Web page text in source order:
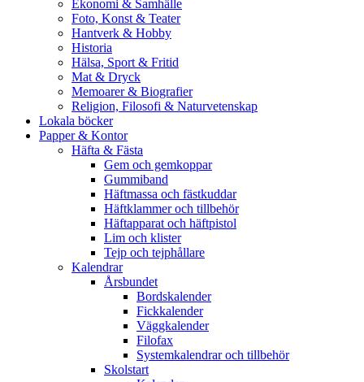
Ekonomi & Samhälle
Foto, Konst & Teater
Hantverk & Hobby
Historia
Hälsa, Sport & Fritid
Mat & Dryck
Memoarer & Biografier
Religion, Filosofi & Naturvetenskap
Lokala böcker
Papper & Kontor
Häfta & Fästa
Gem och gemkoppar
Gummiband
Häftmassa och fästkuddar
Häftklammer och tillbehör
Häftapparat och häftpistol
Lim och klister
Tejp och tejphållare
Kalendrar
Årsbundet
Bordskalender
Fickkalender
Väggkalender
Filofax
Systemkalendrar och tillbehör
Skolstart